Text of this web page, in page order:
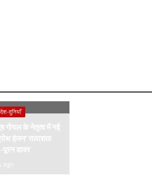
देश-दुनियाँ
गोयल के नेतृत्व में नई
इंजन’ तलाशता
पूरन डावर
ago